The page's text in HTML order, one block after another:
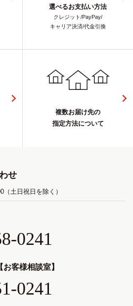
選べるお支払い方法
クレジット/PayPay/
キャリア決済/代金引換
複数お届け先の
指定方法について
せ
土日祝日を除く）
0241
客様相談室】
0241